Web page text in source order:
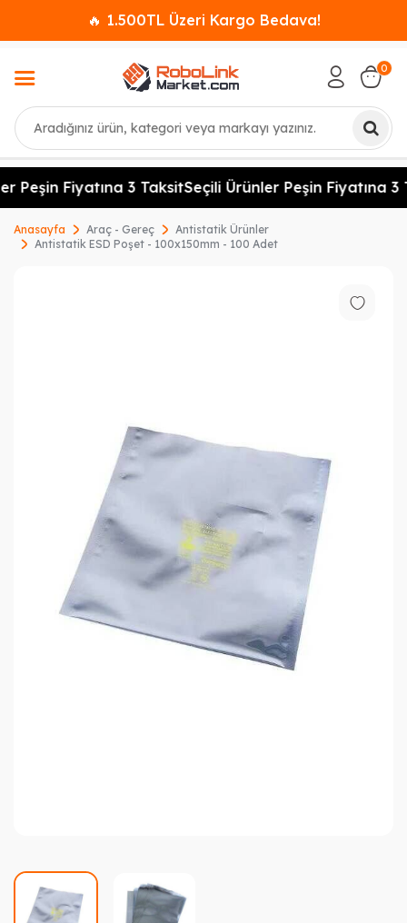
🔥 1.500TL Üzeri Kargo Bedava!
Ara
0
Peşin Fiyatına 3 TaksitSeçili Ürünler Peşin Fiyatına 3
Anasayfa Araç - Gereç
Antistatik Ürünler
Antistatik ESD Poşet - 100x150mm - 100 Adet